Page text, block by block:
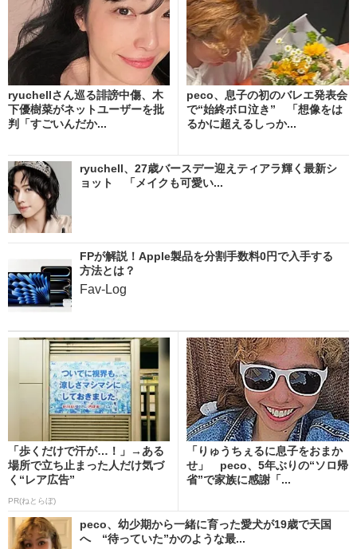
ryuchellさん巡る誹謗中傷、木
下優樹菜がネットユーザーを批
判「すごいんだか...
peco、息子の初のバレエ発表会
で“始終ボロ泣き” 「想像をは
るかに超えるしっか...
ryuchell、27歳バースデー迎えティアラ輝く最新シ
ョット 「メイクも可愛い...
FPが解説！Apple製品を分割手数料0円で入手する
方法とは？
Fav-Log
「歩くだけで汗が…！」→ある
場所で立ち止まった人だけ気づ
く“レア広告”
PR(ねとらぼ)
「りゅうちぇるに息子をおまか
せ」 peco、5年ぶりの“ソロ帰
省”で家族に感謝「...
peco、幼少期から一緒に育った愛犬が19歳で天国
へ “待っていた”かのような最...